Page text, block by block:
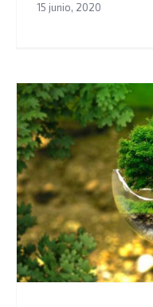
15 junio, 2020
Día Mundial
2020